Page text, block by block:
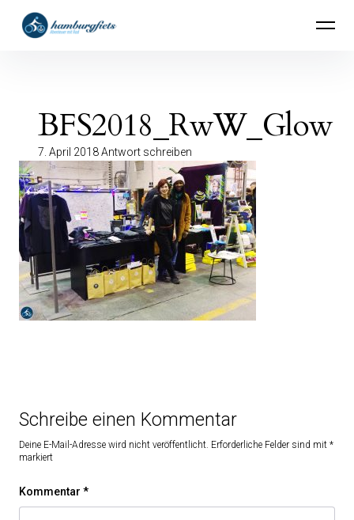
überspringen
hamburgfiets – Abenteuer mit Rad
BFS2018_RwW_Glow
7. April 2018Antwort schreiben
Schreibe einen Kommentar
Deine E-Mail-Adresse wird nicht veröffentlicht. Erforderliche Felder sind mit *
markiert
Kommentar *